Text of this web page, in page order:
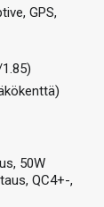
GPS,
50W
QC4+-,